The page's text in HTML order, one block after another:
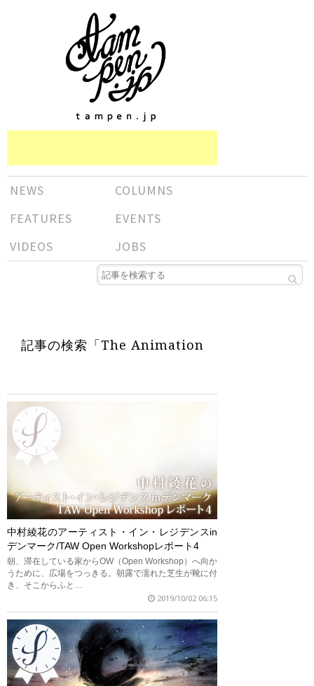
NEWS
COLUMNS
FEATURES
EVENTS
VIDEOS
JOBS
記事の検索「The Animation
中村綾花のアーティスト・イン・レジデンスin
デンマーク/TAW Open Workshopレポート4
朝、滞在している家からOW（Open Workshop）へ向か
うために、広場をつっきる。朝露で濡れた芝生が靴に付
き、そこからふと…
2019/10/02 06:15